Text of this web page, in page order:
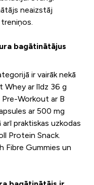
neaizstāj
bagātinātājus
ir vairāk nekā
ar līdz 36 g
Workout ar B
ar 500 mg
praktiskas uzkodas
Protein Snack.
Fibre Gummies un